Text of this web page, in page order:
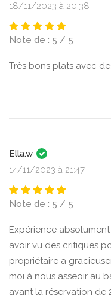
18/11/2023 à 20:38
Note de : 5 / 5
Très bons plats avec
Ella.w
14/11/2023 à 21:47
Note de : 5 / 5
Expérience
avoir vu des critiques
propriétaire a
moi à nous asseoir au
avant la réservation de